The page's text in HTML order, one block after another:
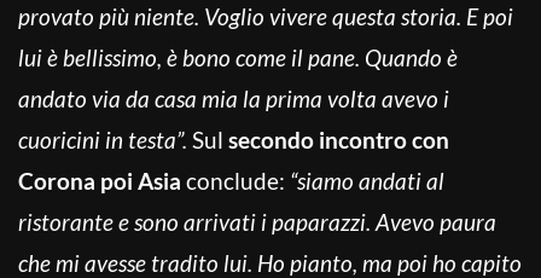
provato più niente. Voglio vivere questa storia. E poi
lui è bellissimo, è bono come il pane. Quando è
andato via da casa mia la prima volta avevo i
cuoricini in testa”. Sul secondo incontro con
Corona poi Asia conclude: “siamo andati al
ristorante e sono arrivati i paparazzi. Avevo paura
che mi avesse tradito lui. Ho pianto, ma poi ho capito